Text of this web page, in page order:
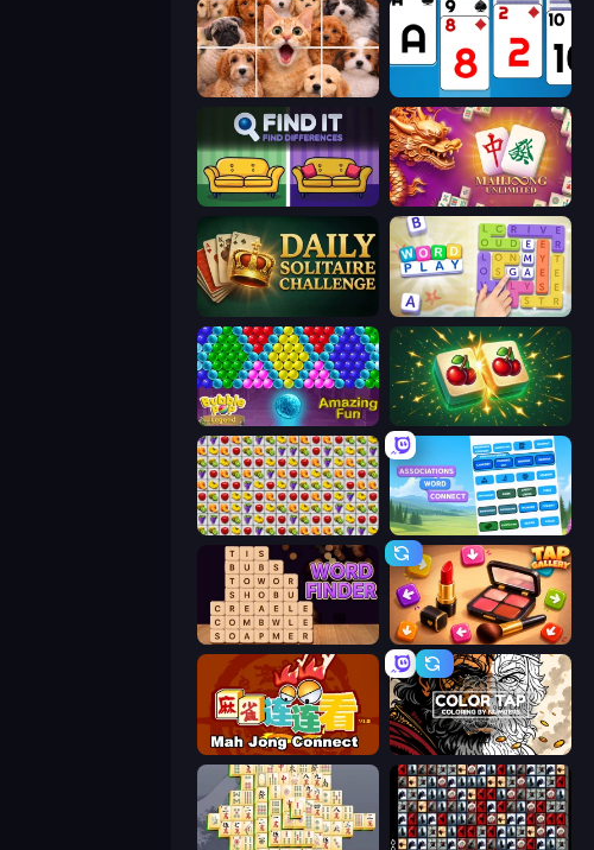
Jigpic Solitaire Social Solitaire
Find It - Find The Differences Mahjong Unlimited
Word Play
Bubble Pop Legend Mahjong Puzzle: Tile Match
Same Game Fruit Collapse Associations - Word Connect
Word Finder Tap Gallery
Mahjong Connect (Legacy) Color Tap: Coloring by Numbers